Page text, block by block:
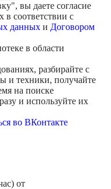
", вы даете согласие
в соответствии с
данныхи Договором
в области
разбирайте с
и техники, получайте
на поиске
и используйте их
во ВКонтакте
от